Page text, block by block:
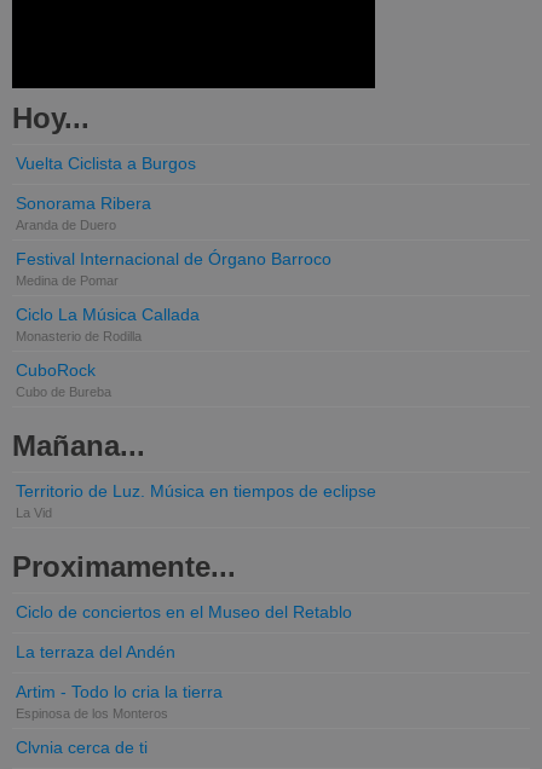
Hoy...
Vuelta Ciclista a Burgos
Sonorama Ribera
Aranda de Duero
Festival Internacional de Órgano Barroco
Medina de Pomar
Ciclo La Música Callada
Monasterio de Rodilla
CuboRock
Cubo de Bureba
Mañana...
Territorio de Luz. Música en tiempos de eclipse
La Vid
Proximamente...
Ciclo de conciertos en el Museo del Retablo
La terraza del Andén
Artim - Todo lo cria la tierra
Espinosa de los Monteros
Clvnia cerca de ti